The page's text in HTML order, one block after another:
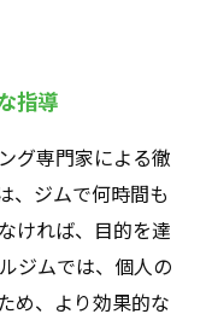
指導
グ専門家による徹
、ジムで何時間も
ければ、目的を達
ジムでは、個人の
め、より効果的な